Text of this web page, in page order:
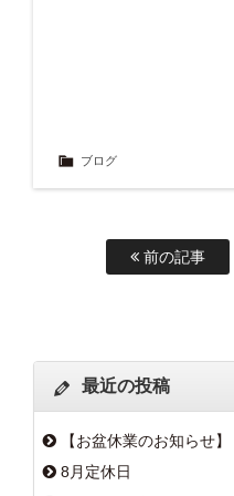
ブログ
前の記事
最近の投稿
【お盆休業のお知らせ】
8月定休日